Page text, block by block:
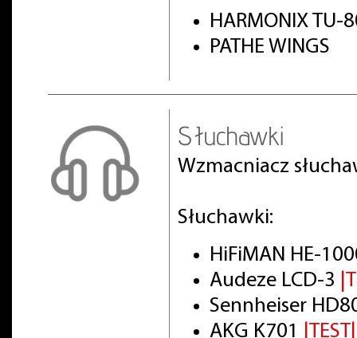
HARMONIX TU-
PATHE WINGS
Słuchawki
Wzmacniacz
Słuchawki:
HiFiMAN HE-
Audeze LCD-3
Sennheiser
AKG K701
|TEST|